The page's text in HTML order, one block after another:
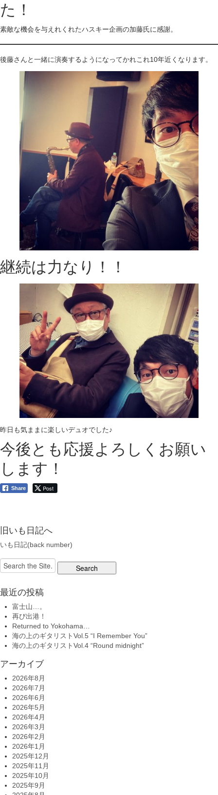
た！
素敵な機会を与えれくれたハスキー企画の加藤氏に感謝。
後藤さんと一緒に演奏するようになってかれこれ10年近くなります。
継続は力なり！！
昨日も気ままに楽しいデュオでした♪
今後とも応援よろしくお願い
します！
Share Post
旧いも日記へ
いも日記(back number)
Search
for:
最近の投稿
富士山…。
再び出港！
Returned to Yokohama…
海の上のギタリストVol.5 “I Remember You”
海の上のギタリストVol.4 “Round midnight”
アーカイブ
2026年8月
2026年7月
2026年6月
2026年5月
2026年4月
2026年3月
2026年2月
2026年1月
2025年12月
2025年11月
2025年10月
2025年9月